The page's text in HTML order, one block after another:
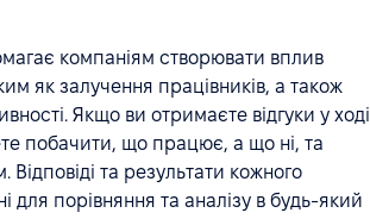
компаніям створювати вплив
як залучення працівників, а також
Якщо ви отримаєте відгуки у ході
побачити, що працює, а що ні, та
та результати кожного
для порівняння та аналізу в будь-який